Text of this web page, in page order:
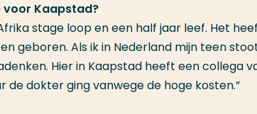
voor Kaapstad?
stage loop en een half jaar leef. Het
geboren. Als ik in Nederland mijn teen
Hier in Kaapstad heeft een collega
dokter ging vanwege de hoge kosten.”